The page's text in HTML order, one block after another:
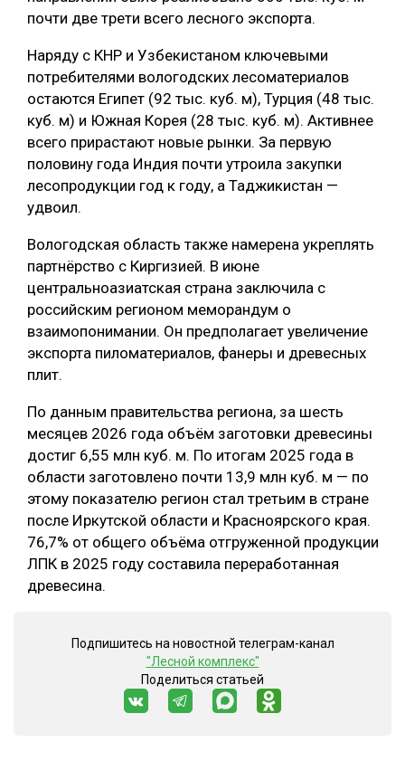
почти две трети всего лесного экспорта.
Наряду с КНР и Узбекистаном ключевыми
потребителями вологодских лесоматериалов
остаются Египет (92 тыс. куб. м), Турция (48 тыс.
куб. м) и Южная Корея (28 тыс. куб. м). Активнее
всего прирастают новые рынки. За первую
половину года Индия почти утроила закупки
лесопродукции год к году, а Таджикистан —
удвоил.
Вологодская область также намерена укреплять
партнёрство с Киргизией. В июне
центральноазиатская страна заключила с
российским регионом меморандум о
взаимопонимании. Он предполагает увеличение
экспорта пиломатериалов, фанеры и древесных
плит.
По данным правительства региона, за шесть
месяцев 2026 года объём заготовки древесины
достиг 6,55 млн куб. м. По итогам 2025 года в
области заготовлено почти 13,9 млн куб. м — по
этому показателю регион стал третьим в стране
после Иркутской области и Красноярского края.
76,7% от общего объёма отгруженной продукции
ЛПК в 2025 году составила переработанная
древесина.
Подпишитесь на новостной телеграм-канал
"Лесной комплекс"
Поделиться статьей